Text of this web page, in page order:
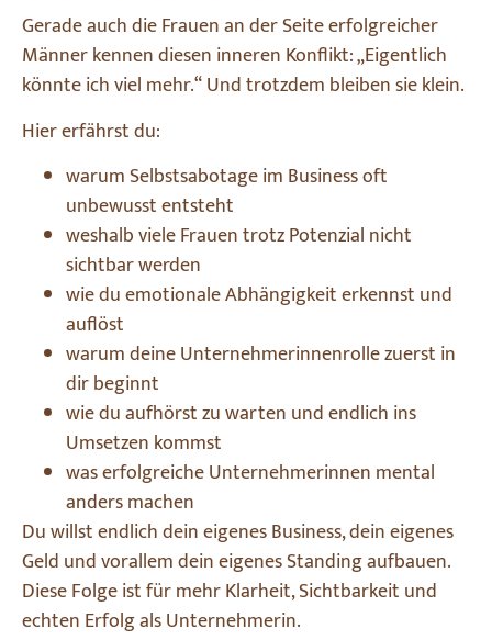
Gerade auch die Frauen an der Seite erfolgreicher
Männer kennen diesen inneren Konflikt: „Eigentlich
könnte ich viel mehr.“ Und trotzdem bleiben sie klein.
Hier erfährst du:
warum Selbstsabotage im Business oft
unbewusst entsteht
weshalb viele Frauen trotz Potenzial nicht
sichtbar werden
wie du emotionale Abhängigkeit erkennst und
auflöst
warum deine Unternehmerinnenrolle zuerst in
dir beginnt
wie du aufhörst zu warten und endlich ins
Umsetzen kommst
was erfolgreiche Unternehmerinnen mental
anders machen
Du willst endlich dein eigenes Business, dein eigenes
Geld und vorallem dein eigenes Standing aufbauen.
Diese Folge ist für mehr Klarheit, Sichtbarkeit und
echten Erfolg als Unternehmerin.